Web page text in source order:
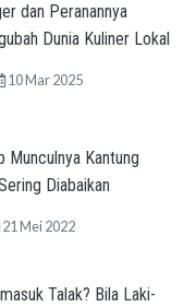
dan Peranannya
Dunia Kuliner Lokal
10 Mar 2025
Munculnya Kantung
Diabaikan
21 Mei 2022
Talak? Bila Laki-